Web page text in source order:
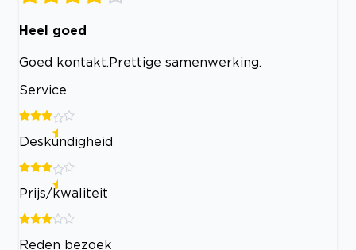
Heel goed
Goed kontakt.Prettige samenwerking.
Service
Deskundigheid
Prijs/kwaliteit
Reden bezoek